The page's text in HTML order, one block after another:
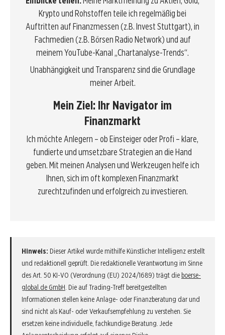
Krypto und Rohstoffen teile ich regelmäßig bei
Auftritten auf Finanzmessen (z.B. Invest Stuttgart), in
Fachmedien (z.B. Börsen Radio Network) und auf
meinem YouTube-Kanal „Chartanalyse-Trends“.
Unabhängigkeit und Transparenz sind die Grundlage
meiner Arbeit.
Mein Ziel: Ihr Navigator im
Finanzmarkt
Ich möchte Anlegern – ob Einsteiger oder Profi – klare,
fundierte und umsetzbare Strategien an die Hand
geben. Mit meinen Analysen und Werkzeugen helfe ich
Ihnen, sich im oft komplexen Finanzmarkt
zurechtzufinden und erfolgreich zu investieren.
Hinweis: Dieser Artikel wurde mithilfe Künstlicher Intelligenz erstellt
und redaktionell geprüft. Die redaktionelle Verantwortung im Sinne
des Art. 50 KI-VO (Verordnung (EU) 2024/1689) trägt die boerse-
global.de GmbH. Die auf Trading-Treff bereitgestellten
Informationen stellen keine Anlage- oder Finanzberatung dar und
sind nicht als Kauf- oder Verkaufsempfehlung zu verstehen. Sie
ersetzen keine individuelle, fachkundige Beratung. Jede